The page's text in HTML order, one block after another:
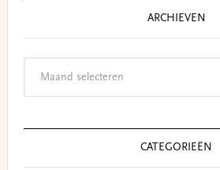
ARCHIEVEN
CATEGORIEËN